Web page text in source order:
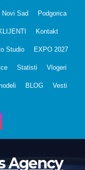
Novi Sad Podgorica
Kontakt
Studio EXPO 2027
Statisti Vlogeri
BLOG Vesti
Agency